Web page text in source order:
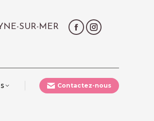
SUR-MER
Contactez-nous